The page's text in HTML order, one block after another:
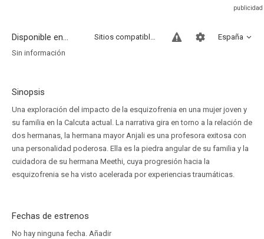
Disponible en... España
Sitios compatibles
Sin información
Sinopsis
Una exploración del impacto de la esquizofrenia en una mujer joven y
su familia en la Calcuta actual. La narrativa gira en torno a la relación de
dos hermanas, la hermana mayor Anjali es una profesora exitosa con
una personalidad poderosa. Ella es la piedra angular de su familia y la
cuidadora de su hermana Meethi, cuya progresión hacia la
esquizofrenia se ha visto acelerada por experiencias traumáticas.
Fechas de estrenos
No hay ninguna fecha. Añadir